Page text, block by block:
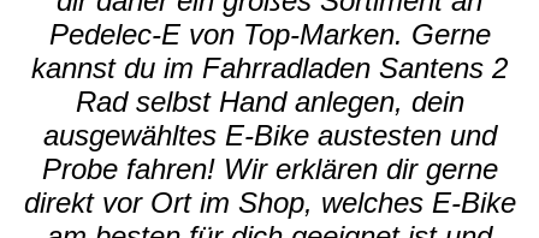
Pedelec-E von Top-Marken. Gerne
kannst du im Fahrradladen Santens 2
Rad selbst Hand anlegen, dein
ausgewähltes E-Bike austesten und
Probe fahren! Wir erklären dir gerne
direkt vor Ort im Shop, welches E-Bike